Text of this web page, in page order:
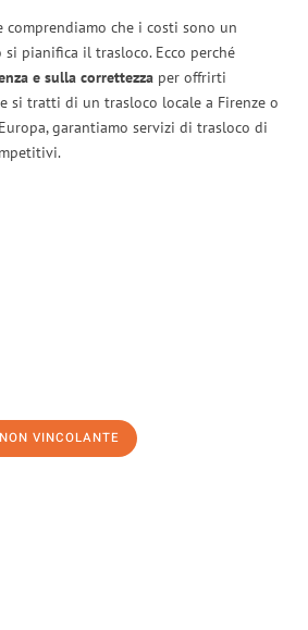
comprendiamo che i costi sono un
pianifica il trasloco. Ecco perché
e sulla correttezza per offrirti
si tratti di un trasloco locale a Firenze o
garantiamo servizi di trasloco di
VINCOLANTE